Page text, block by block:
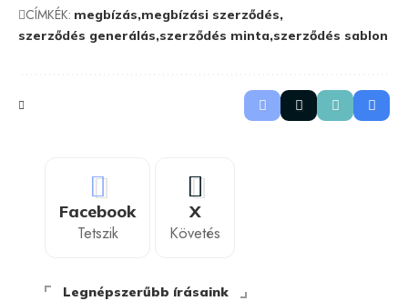
CÍMKÉK: megbízás megbízási szerződés
szerződés generálás szerződés minta szerződés sablon
Facebook
Tetszik
X
Követés
Legnépszerűbb írásaink